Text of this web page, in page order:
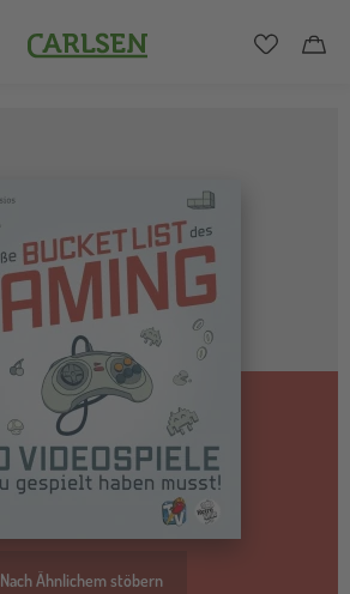
Carlsen
Nach Ähnlichem stöbern